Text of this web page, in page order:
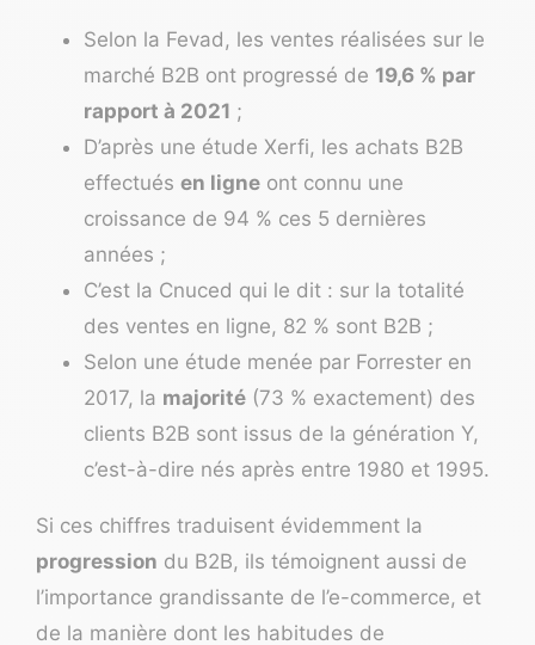
Selon la Fevad, les ventes réalisées sur le
marché B2B ont progressé de 19,6 % par
rapport à 2021 ;
D’après une étude Xerfi, les achats B2B
effectués en ligne ont connu une
croissance de 94 % ces 5 dernières
années ;
C’est la Cnuced qui le dit : sur la totalité
des ventes en ligne, 82 % sont B2B ;
Selon une étude menée par Forrester en
2017, la majorité (73 % exactement) des
clients B2B sont issus de la génération Y,
c’est-à-dire nés après entre 1980 et 1995.
Si ces chiffres traduisent évidemment la
progression du B2B, ils témoignent aussi de
l’importance grandissante de l’e-commerce, et
de la manière dont les habitudes de